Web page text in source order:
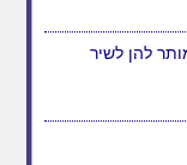
להן לשיר